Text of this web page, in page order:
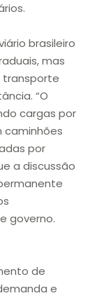
brasileiro
mas
transporte
“O
cargas por
caminhões
por
a discussão
governo.
de
e